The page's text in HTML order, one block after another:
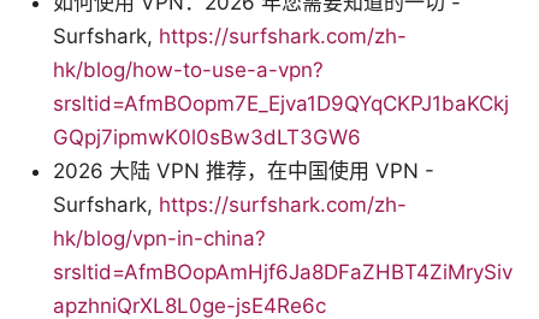
Surfshark, https://surfshark.com/zh-
hk/blog/how-to-use-a-vpn?
srsltid=AfmBOopm7E_Ejva1D9QYqCKPJ1baKCkj
GQpj7ipmwK0l0sBw3dLT3GW6
2026 大陆 VPN 推荐，在中国使用 VPN -
Surfshark, https://surfshark.com/zh-
hk/blog/vpn-in-china?
srsltid=AfmBOopAmHjf6Ja8DFaZHBT4ZiMrySiv
apzhniQrXL8L0ge-jsE4Re6c